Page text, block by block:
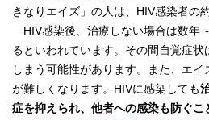
きなりエイズ」の人は、HIV感染者の
HIV感染後、治療しない場合は数年
るといわれています。その間自覚症
しまう可能性があります。また、エ
が難しくなります。HIVに感染しても
症を抑えられ、他者への感染も防ぐこ